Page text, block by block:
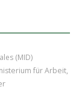
(MID)
für Arbeit,